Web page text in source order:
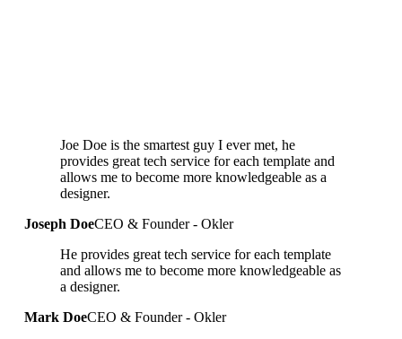
Joe Doe is the smartest guy I ever met, he
provides great tech service for each template and
allows me to become more knowledgeable as a
designer.
Joseph DoeCEO & Founder - Okler
He provides great tech service for each template
and allows me to become more knowledgeable as
a designer.
Mark DoeCEO & Founder - Okler